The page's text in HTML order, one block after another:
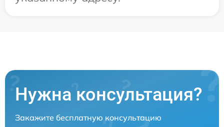
Нужна консультация?
Закажите бесплатную консультацию